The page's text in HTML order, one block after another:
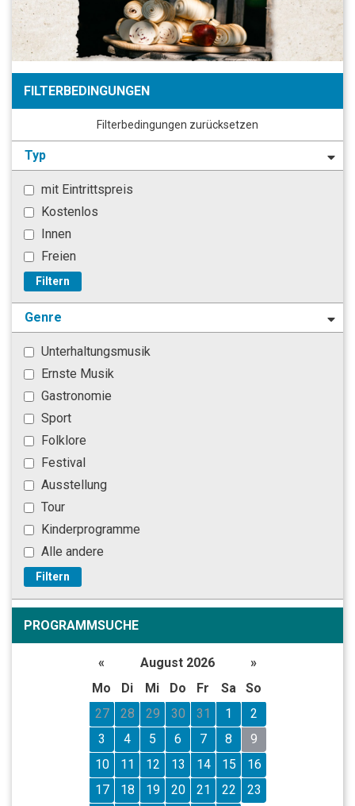
FILTERBEDINGUNGEN
Filterbedingungen zurücksetzen
Typ
mit Eintrittspreis
Kostenlos
Innen
Freien
Filtern
Genre
Unterhaltungsmusik
Ernste Musik
Gastronomie
Sport
Folklore
Festival
Ausstellung
Tour
Kinderprogramme
Alle andere
Filtern
PROGRAMMSUCHE
« August 2026
»
Mo
Di Mi Do Fr Sa
So
27
28 29 30 31 1
2
3
4 5 6 7 8
9
10
11 12 13 14 15
16
17
18 19 20 21 22
23